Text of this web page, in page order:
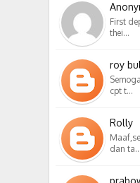
First
thei…
roy
cpt t…
Rolly
dan ta…